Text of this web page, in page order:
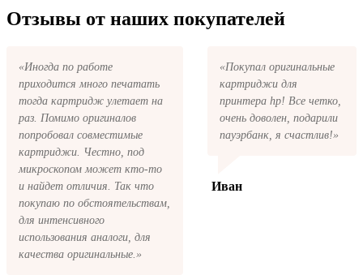
любых моделей принтеров.
Ricoh Aficio 2016 series на указанную вами
электронную почту придёт письмо с копией
чтобы оформить доставку. Если вы не
получили письмо с копией заказа,
пожалуйста, свяжитесь с нами через сервис
обратная связь, или позвоните.
Отзывы от наших покупателей
«Иногда по работе
приходится много печатать
тогда картридж улетает на
раз. Помимо оригиналов
попробовал совместимые
картриджи. Честно, под
микроскопом может кто-то
и найдет отличия. Так что
покупаю по обстоятельствам,
для интенсивного
использования аналоги, для
качества оригинальные.»
«Покупал оригинальные
картриджи для
принтера hp! Все четко,
очень доволен, подарили
пауэрбанк, я счастлив!»
Иван